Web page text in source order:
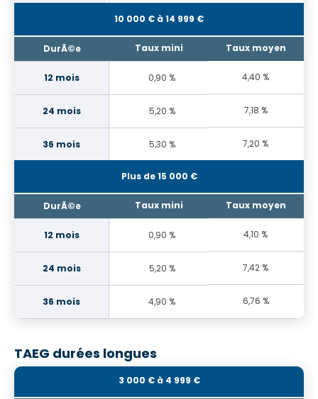
10 000 € à 14 999 €
0,90 % 4,40 %
5,20 % 7,18 %
5,30 % 7,20 %
Plus de 15 000 €
0,90 % 4,10 %
5,20 % 7,42 %
4,90 % 6,76 %
TAEG durées longues
3 000 € à 4 999 €